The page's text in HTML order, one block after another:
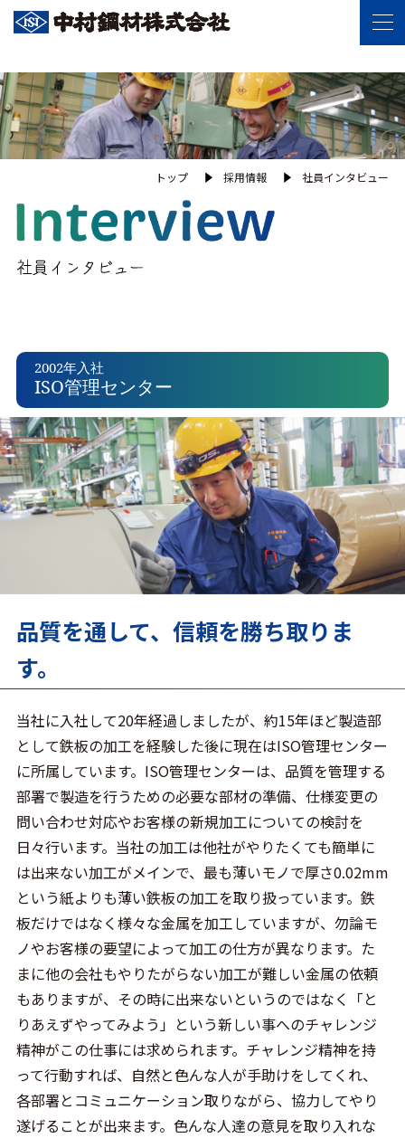
トップ 採用情報 社員インタビュー
2002年入社
ISO管理センター
品質を通して、信頼を勝ち取りま
す。
当社に入社して20年経過しましたが、約15年ほど製造部
として鉄板の加工を経験した後に現在はISO管理センター
に所属しています。ISO管理センターは、品質を管理する
部署で製造を行うための必要な部材の準備、仕様変更の
問い合わせ対応やお客様の新規加工についての検討を
日々行います。当社の加工は他社がやりたくても簡単に
は出来ない加工がメインで、最も薄いモノで厚さ0.02mm
という紙よりも薄い鉄板の加工を取り扱っています。鉄
板だけではなく様々な金属を加工していますが、勿論モ
ノやお客様の要望によって加工の仕方が異なります。た
まに他の会社もやりたがらない加工が難しい金属の依頼
もありますが、その時に出来ないというのではなく「と
りあえずやってみよう」という新しい事へのチャレンジ
精神がこの仕事には求められます。チャレンジ精神を持
って行動すれば、自然と色んな人が手助けをしてくれ、
各部署とコミュニケーション取りながら、協力してやり
遂げることが出来ます。色んな人達の意見を取り入れな